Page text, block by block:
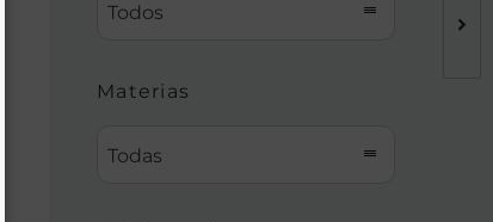
Todos
Materias
Todas